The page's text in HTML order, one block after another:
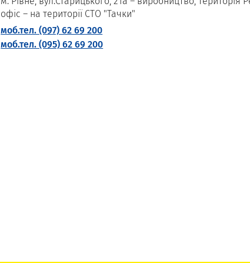
офіс – на території СТО "Тачки"
моб.тел. (097) 62 69 200
моб.тел. (095) 62 69 200